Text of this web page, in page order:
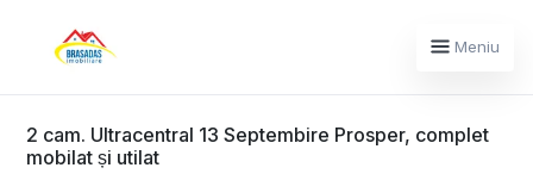
Meniu
2 cam. Ultracentral 13 Septembire Prosper, complet
mobilat și utilat